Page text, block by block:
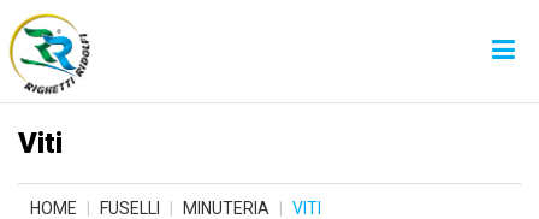
Viti
HOME FUSELLI MINUTERIA VITI